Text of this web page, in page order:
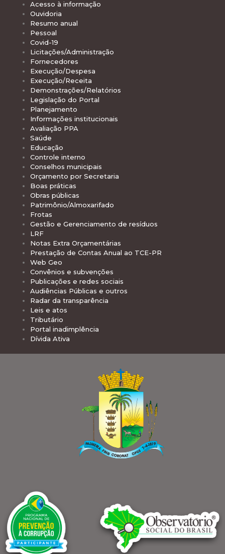
Acesso à informação
Ouvidoria
Resumo anual
Pessoal
Covid-19
Licitações/Administração
Fornecedores
Execução/Despesa
Execução/Receita
Demonstrações/Relatórios
Legislação do Portal
Planejamento
Informações institucionais
Avaliação PPA
Saúde
Educação
Controle interno
Conselhos municipais
Orçamento por Secretaria
Boas práticas
Obras públicas
Patrimônio/Almoxarifado
Frotas
Gestão e Gerenciamento de resíduos
LRF
Notas Extra Orçamentárias
Prestação de Contas Anual ao TCE-PR
Web Geo
Convênios e subvenções
Publicações e redes sociais
Audiências Públicas e outros
Radar da transparência
Leis e atos
Tributário
Portal inadimplência
Dívida Ativa